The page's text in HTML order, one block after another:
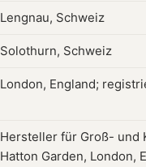
Lengnau, Schweiz
Solothurn, Schweiz
London, England;
Hersteller für Groß- und
Hatton Garden, London,